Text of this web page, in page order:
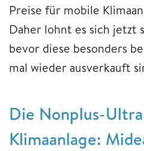
Preise für mobile
Daher lohnt es sich jetzt
bevor diese besonders
mal wieder ausverkauft
Die Nonplus-
Klimaanlage: